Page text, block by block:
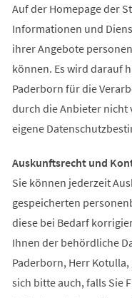
Auf der Homepage der
Informationen und
ihrer Angebote
können. Es wird darauf
Paderborn für die
durch die Anbieter
eigene
Auskunftsrecht und
Sie können jederzeit
gespeicherten
diese bei Bedarf
Ihnen der behördliche
Paderborn, Herr
sich bitte auch, falls Sie